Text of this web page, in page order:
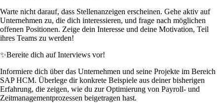
Warte nicht darauf, dass Stellenanzeigen erscheinen. Gehe aktiv auf
Unternehmen zu, die dich interessieren, und frage nach möglichen
offenen Positionen. Zeige dein Interesse und deine Motivation, Teil
ihres Teams zu werden!
✨Bereite dich auf Interviews vor!
Informiere dich über das Unternehmen und seine Projekte im Bereich
SAP HCM. Überlege dir konkrete Beispiele aus deiner bisherigen
Erfahrung, die zeigen, wie du zur Optimierung von Payroll- und
Zeitmanagementprozessen beigetragen hast.